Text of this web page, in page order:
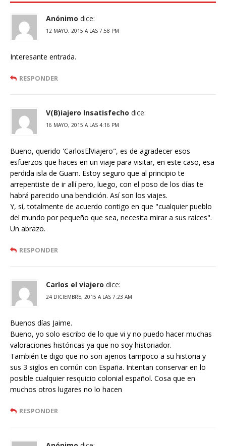
Anónimo dice:
12 MAYO, 2015 A LAS 7:58 PM
Interesante entrada.
RESPONDER
V(B)iajero Insatisfecho dice:
16 MAYO, 2015 A LAS 4:16 PM
Bueno, querido 'CarlosElViajero", es de agradecer esos
esfuerzos que haces en un viaje para visitar, en este caso, esa
perdida isla de Guam. Estoy seguro que al principio te
arrepentiste de ir allí pero, luego, con el poso de los días te
habrá parecido una bendición. Así son los viajes.
Y, sí, totalmente de acuerdo contigo en que "cualquier pueblo
del mundo por pequeño que sea, necesita mirar a sus raíces".
Un abrazo.
RESPONDER
Carlos el viajero dice:
24 DICIEMBRE, 2015 A LAS 7:23 AM
Buenos días Jaime.
Bueno, yo solo escribo de lo que vi y no puedo hacer muchas
valoraciones históricas ya que no soy historiador.
También te digo que no son ajenos tampoco a su historia y
sus 3 siglos en común con España. Intentan conservar en lo
posible cualquier resquicio colonial español. Cosa que en
muchos otros lugares no lo hacen
RESPONDER